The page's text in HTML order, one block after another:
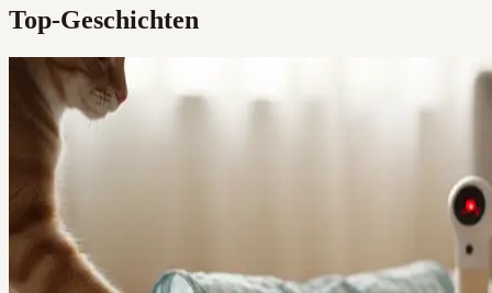
Top-Geschichten